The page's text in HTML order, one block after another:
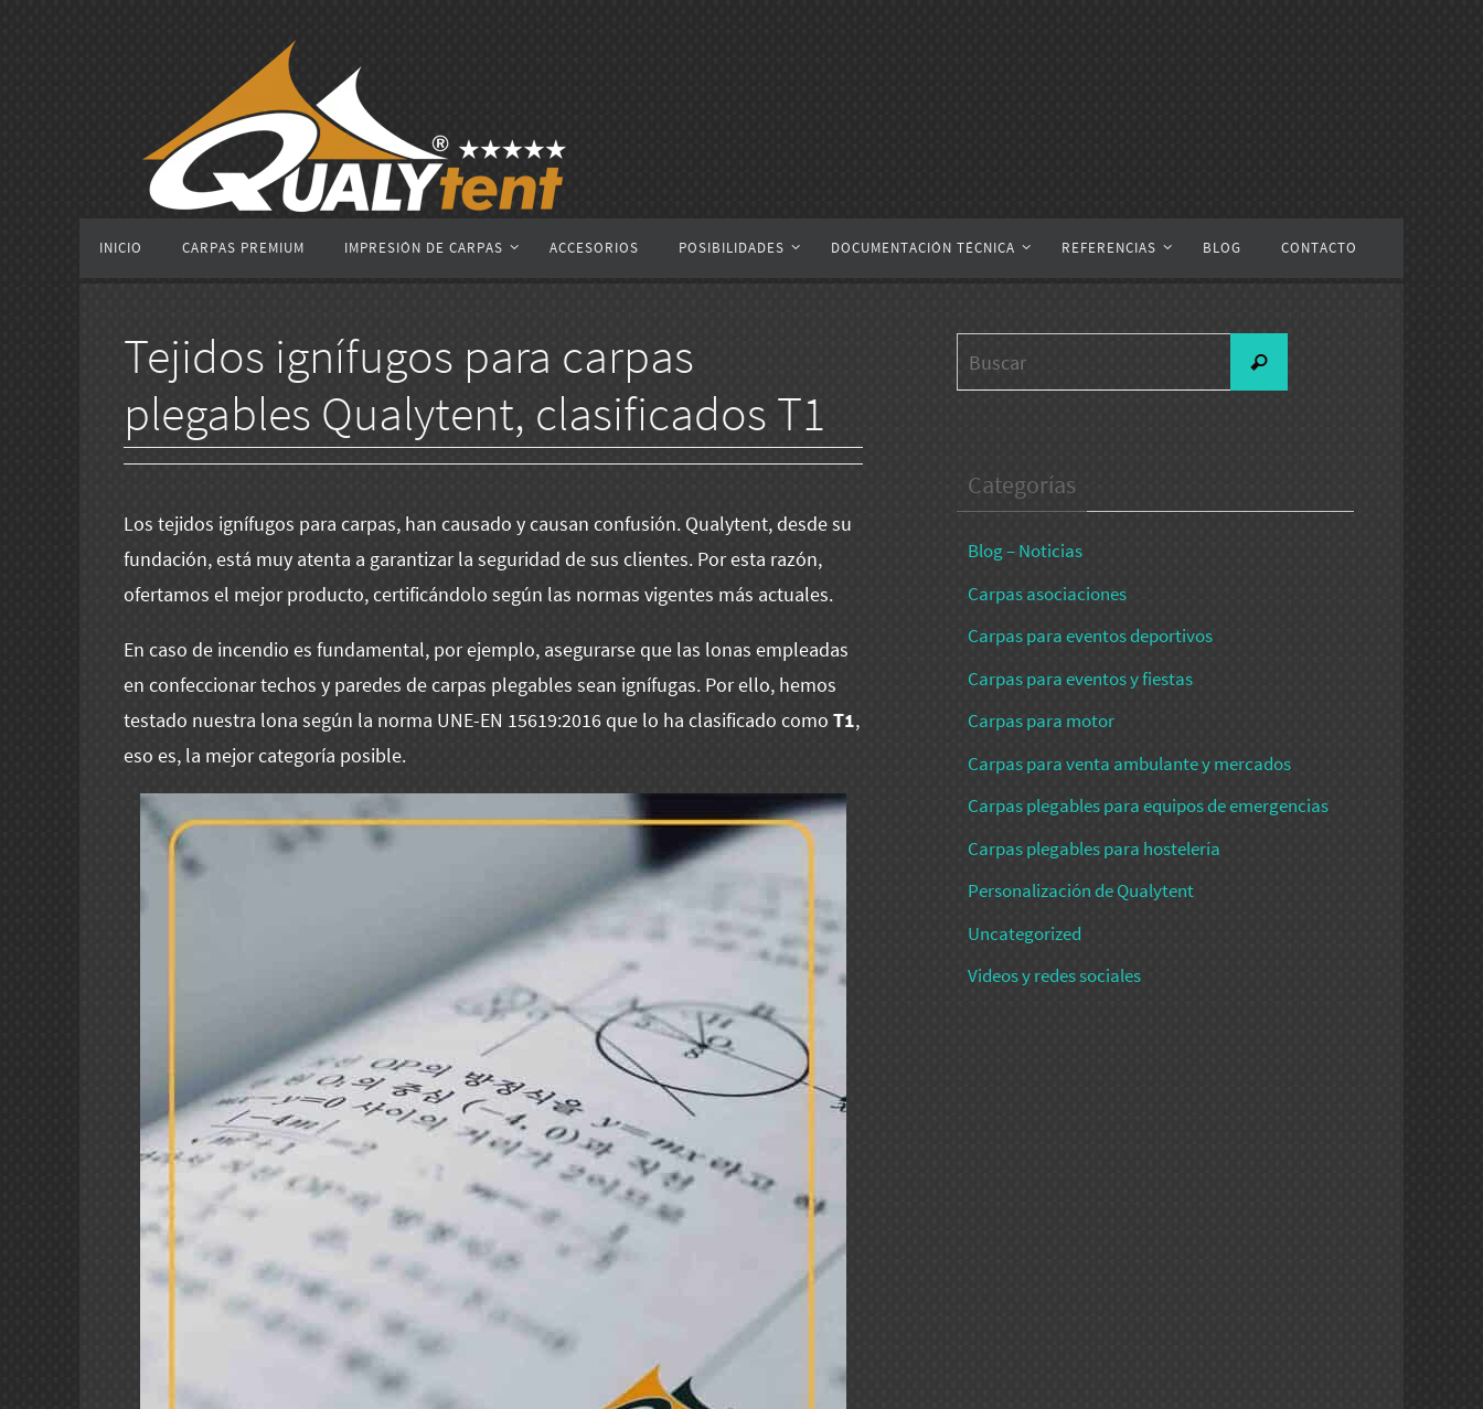
contenido
INICIO CARPAS PREMIUM IMPRESIÓN DE CARPAS ACCESORIOS POSIBILIDADES DOCUMENTACIÓN TÉCNICA REFERENCIAS BLOG CONTACTO
Tejidos ignífugos para carpas
plegables Qualytent, clasificados T1
Los tejidos ignífugos para carpas, han causado y causan confusión. Qualytent, desde su
fundación, está muy atenta a garantizar la seguridad de sus clientes. Por esta razón,
ofertamos el mejor producto, certificándolo según las normas vigentes más actuales.
En caso de incendio es fundamental, por ejemplo, asegurarse que las lonas empleadas
en confeccionar techos y paredes de carpas plegables sean ignífugas. Por ello, hemos
testado nuestra lona según la norma UNE-EN 15619:2016 que lo ha clasificado como T1,
eso es, la mejor categoría posible.
Buscar
Categorías
Blog – Noticias
Carpas asociaciones
Carpas para eventos deportivos
Carpas para eventos y fiestas
Carpas para motor
Carpas para venta ambulante y mercados
Carpas plegables para equipos de emergencias
Carpas plegables para hostelería
Personalización de Qualytent
Uncategorized
Videos y redes sociales